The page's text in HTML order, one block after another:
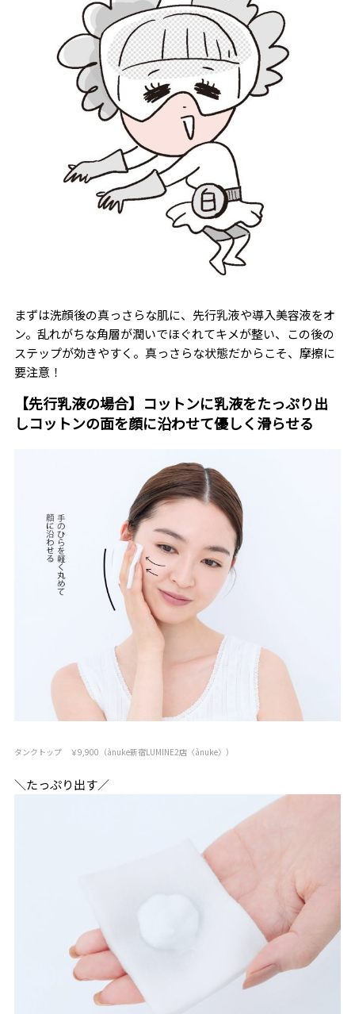
まずは洗顔後の真っさらな肌に、先行乳液や導入美容液をオ
ン。乱れがちな角層が潤いでほぐれてキメが整い、この後の
ステップが効きやすく。真っさらな状態だからこそ、摩擦に
要注意！
【先行乳液の場合】コットンに乳液をたっぷり出
しコットンの面を顔に沿わせて優しく滑らせる
タンクトップ ￥9,900（ànuke新宿LUMINE2店〈ànuke〉）
＼たっぷり出す／